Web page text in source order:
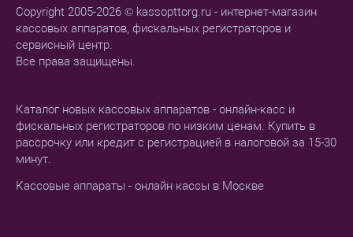
Copyright 2005-2026 © kassopttorg.ru - интернет-магазин
кассовых аппаратов, фискальных регистраторов и
сервисный центр.
Все права защищены.
Каталог новых кассовых аппаратов - онлайн-касс и
фискальных регистраторов по низким ценам. Купить в
рассрочку или кредит с регистрацией в налоговой за 15-30
минут.
Кассовые аппараты - онлайн кассы в Москве